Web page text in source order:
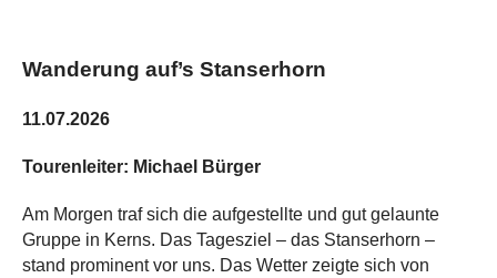
Wanderung auf’s Stanserhorn
11.07.2026
Tourenleiter: Michael Bürger
Am Morgen traf sich die aufgestellte und gut gelaunte
Gruppe in Kerns. Das Tagesziel – das Stanserhorn –
stand prominent vor uns. Das Wetter zeigte sich von